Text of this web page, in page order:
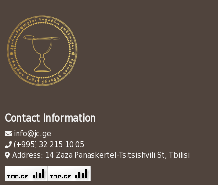
Contact Information
info@jc.ge
(+995) 32 215 10 05
Address: 14 Zaza Panaskertel-Tsitsishvili St, Tbilisi